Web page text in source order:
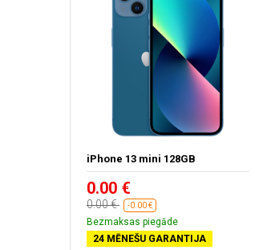
iPhone 13 mini 128GB
0.00 €
0.00 € -0.00 €
Bezmaksas piegāde
24 MĒNEŠU GARANTIJA